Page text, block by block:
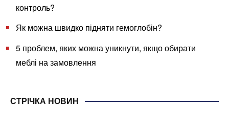
контроль?
Як можна швидко підняти гемоглобін?
5 проблем, яких можна уникнути, якщо обирати
меблі на замовлення
СТРІЧКА НОВИН